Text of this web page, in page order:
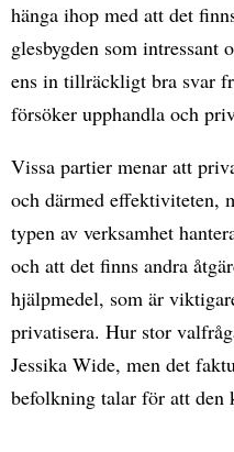
hänga ihop med att det
glesbygden som intressant
ens in tillräckligt bra svar
försöker upphandla och
Vissa partier menar att
och därmed effektiviteten,
typen av verksamhet
och att det finns andra
hjälpmedel, som är
privatisera. Hur stor
Jessika Wide, men det
befolkning talar för att den